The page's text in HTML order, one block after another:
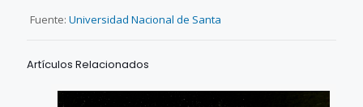
Fuente: Universidad Nacional de Santa
Artículos Relacionados